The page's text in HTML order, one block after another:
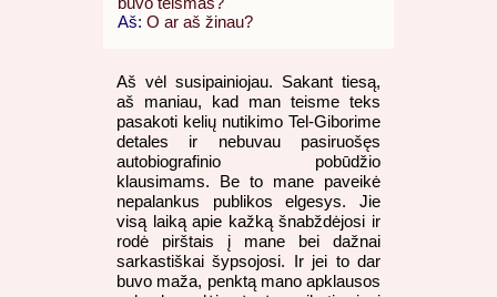
Aš: O ar aš žinau?
Aš vėl susipainiojau. Sakant tiesą,
aš maniau, kad man teisme teks
pasakoti kelių nutikimo Tel-Giborime
detales ir nebuvau pasiruošęs
autobiografinio pobūdžio
klausimams. Be to mane paveikė
nepalankus publikos elgesys. Jie
visą laiką apie kažką šnabždėjosi ir
rodė pirštais į mane bei dažnai
sarkastiškai šypsojosi. Ir jei to dar
buvo maža, penktą mano apklausos